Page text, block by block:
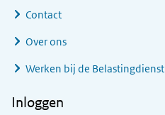
Contact
Over ons
Werken bij de Belastingdienst
Inloggen